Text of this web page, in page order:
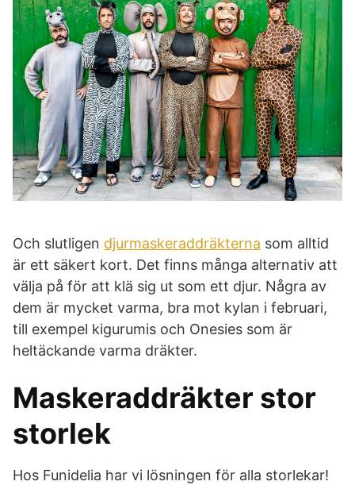
Och slutligen djurmaskeraddräkterna som alltid
är ett säkert kort. Det finns många alternativ att
välja på för att klä sig ut som ett djur. Några av
dem är mycket varma, bra mot kylan i februari,
till exempel kigurumis och Onesies som är
heltäckande varma dräkter.
Maskeraddräkter stor
storlek
Hos Funidelia har vi lösningen för alla storlekar!